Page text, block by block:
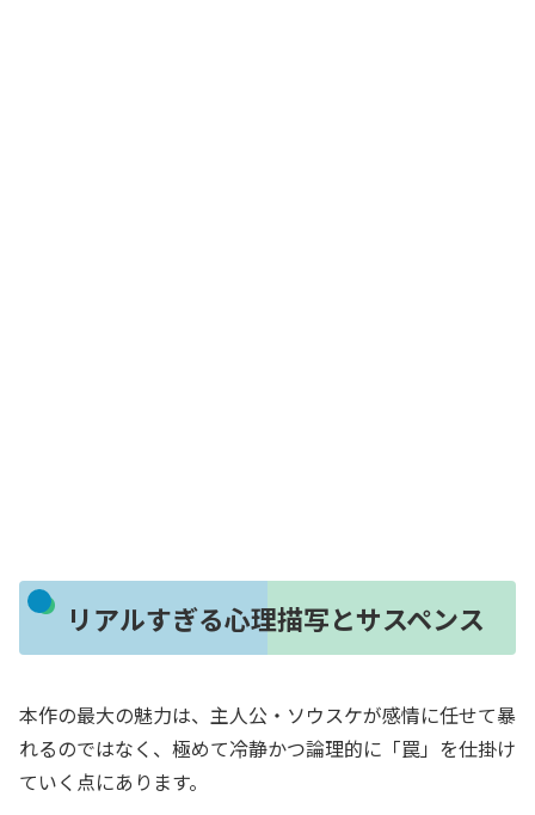
リアルすぎる心理描写とサスペンス
本作の最大の魅力は、主人公・ソウスケが感情に任せて暴
れるのではなく、極めて冷静かつ論理的に「罠」を仕掛け
ていく点にあります。